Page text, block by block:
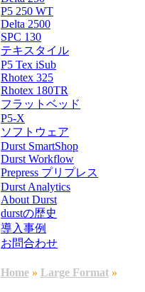
P5 250 WT
Delta 2500
SPC 130
テキスタイル
P5 Tex iSub
Rhotex 325
Rhotex 180TR
フラットベッド
P5-X
ソフトウェア
Durst SmartShop
Durst Workflow
Prepress プリプレス
Durst Analytics
About Durst
durstの歴史
導入事例
お問合わせ
Home » Large Format »